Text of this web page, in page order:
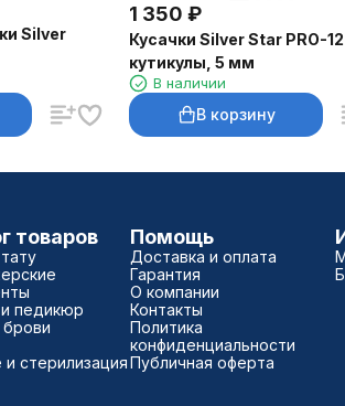
Silver
1 350 ₽
Кусачки Silver Star PRO-
кутикулы, 5 мм
В наличии
В корзину
товаров
педикюр
стерилизация
Помощь
Доставка и оплата
Гарантия
О компании
Контакты
Политика
конфиденциальности
Публичная оферта